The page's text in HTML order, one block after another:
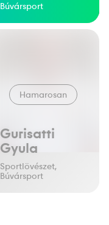
Búvársport
Gurisatti
Gyula
Sportlövészet,
Búvársport
Hamarosan